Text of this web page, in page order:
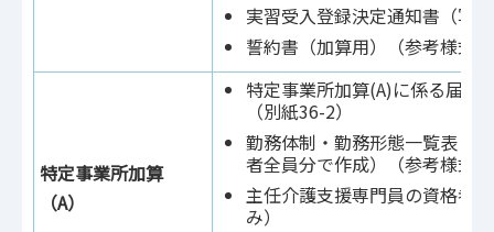
実習受入登録決定通知書（写）
誓約書（加算用）（参考様式
特定事業所加算
（A）
特定事業所加算(A)に係る届出
（別紙36-2）
勤務体制・勤務形態一覧表（
者全員分で作成）（参考様式
主任介護支援専門員の資格者
み）